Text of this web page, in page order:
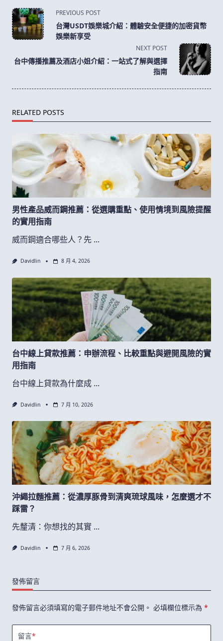
<span
class="nav-
subtitle
reader-
PREVIOUS POST
台灣USDT娛樂城介紹：體驗安全便捷的加密貨幣
娛樂新享受
NEXT POST
台中傳播推薦及酒店小姐介紹：一站式了解與選擇
指南
RELATED POSTS
男性產品威而鋼推薦：從選購重點、使用情境到風險提醒
的實用指南
威而鋼適合哪些人？先 ...
Davidlin 8 月 4, 2026
台中線上貸款推薦：申辦流程、比較重點與避開風險的實
用指南
台中線上貸款為什麼成 ...
Davidlin 7 月 10, 2026
沖繩拉麵推薦：從濃厚豚骨到清爽琉球風味，怎麼選才不
踩雷？
先釐清：你想找的其實 ...
Davidlin 7 月 6, 2026
發佈留言
發佈留言必須填寫的電子郵件地址不會公開。 必填欄位標示為 *
留言*